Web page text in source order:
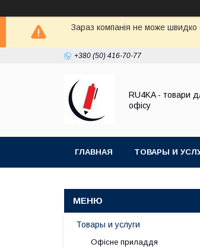
Зараз компанія не може швидко
+380 (50) 416-70-77
RU4KA - товари
офісу
ГЛАВНАЯ ТОВАРЫ И
Товары и услуги
Офісне приладдя